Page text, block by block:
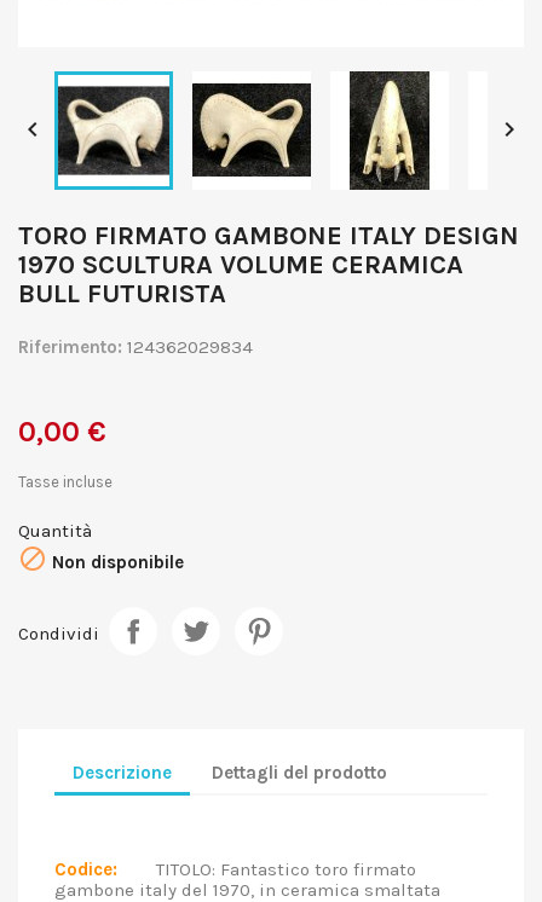
 
TORO FIRMATO GAMBONE ITALY DESIGN
1970 SCULTURA VOLUME CERAMICA
BULL FUTURISTA
Riferimento: 124362029834
0,00 €
Tasse incluse
Quantità
 Non disponibile
Condividi
Descrizione Dettagli del prodotto
Codice: TITOLO: Fantastico toro firmato
gambone italy del 1970, in ceramica smaltata